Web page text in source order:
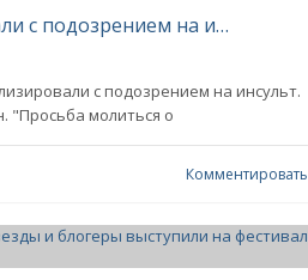
81-летнего Владимира Спивакова госпитализировали с подозрением на инсульт
с подозрением на инсульт.
"Просьба молиться о
Комментировать